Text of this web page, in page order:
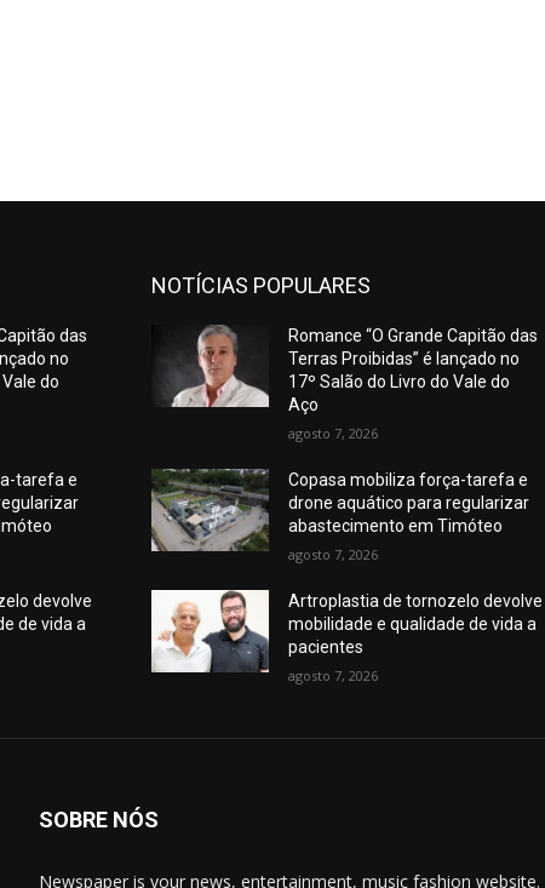
das
no
do
tarefa e
devolve
de vida a
NOTÍCIAS POPULARES
Romance “O Grande Capitão das
Terras Proibidas” é lançado no
17º Salão do Livro do Vale do
Aço
agosto 7, 2026
Copasa mobiliza força-tarefa e
drone aquático para regularizar
abastecimento em Timóteo
agosto 7, 2026
Artroplastia de tornozelo devolve
mobilidade e qualidade de vida a
pacientes
agosto 7, 2026
SOBRE NÓS
Newspaper is your news, entertainment, music fashion website.